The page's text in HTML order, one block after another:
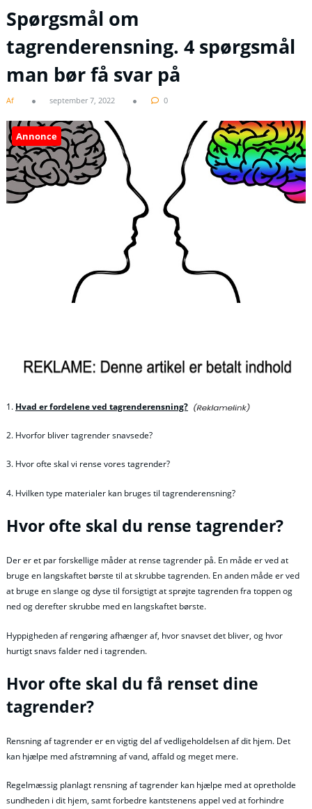
Spørgsmål om
tagrenderensning. 4 spørgsmål
man bør få svar på
Af september 7, 2022 0
Annonce
1. Hvad er fordelene ved tagrenderensning?
2. Hvorfor bliver tagrender snavsede?
3. Hvor ofte skal vi rense vores tagrender?
4. Hvilken type materialer kan bruges til tagrenderensning?
Hvor ofte skal du rense tagrender?
Der er et par forskellige måder at rense tagrender på. En måde er ved at
bruge en langskaftet børste til at skrubbe tagrenden. En anden måde er ved
at bruge en slange og dyse til forsigtigt at sprøjte tagrenden fra toppen og
ned og derefter skrubbe med en langskaftet børste.
Hyppigheden af rengøring afhænger af, hvor snavset det bliver, og hvor
hurtigt snavs falder ned i tagrenden.
Hvor ofte skal du få renset dine
tagrender?
Rensning af tagrender er en vigtig del af vedligeholdelsen af dit hjem. Det
kan hjælpe med afstrømning af vand, affald og meget mere.
Regelmæssig planlagt rensning af tagrender kan hjælpe med at opretholde
sundheden i dit hjem, samt forbedre kantstenens appel ved at forhindre